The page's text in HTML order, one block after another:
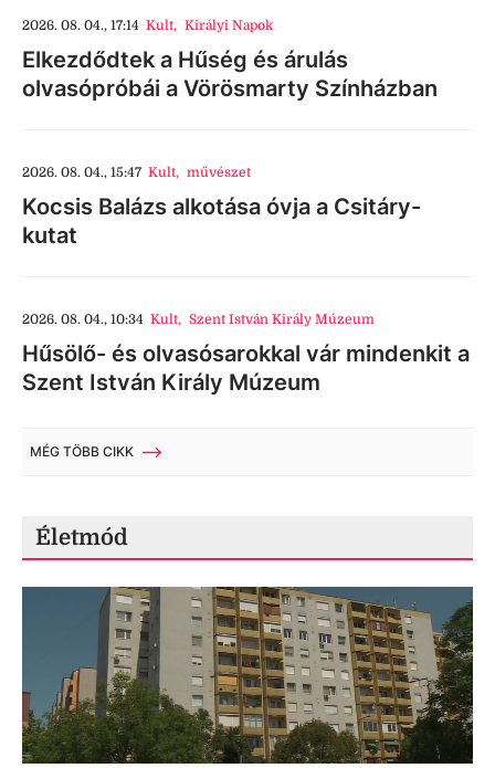
2026. 08. 04., 17:14 Kult, Királyi Napok
Elkezdődtek a Hűség és árulás
olvasópróbái a Vörösmarty Színházban
2026. 08. 04., 15:47 Kult, művészet
Kocsis Balázs alkotása óvja a Csitáry-
kutat
2026. 08. 04., 10:34 Kult, Szent István Király Múzeum
Hűsölő- és olvasósarokkal vár mindenkit a
Szent István Király Múzeum
MÉG TÖBB CIKK
Életmód